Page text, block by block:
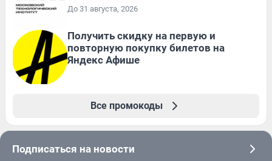
До 31 августа, 2026
Получить скидку на первую и
повторную покупку билетов на
Яндекс Афише
Все промокоды
Подписаться на новости